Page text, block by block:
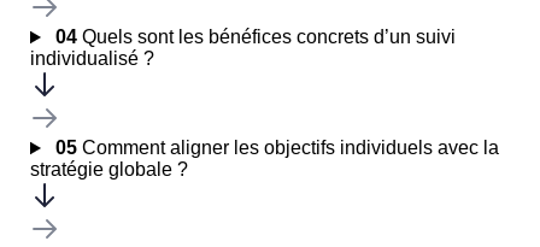
04Quels sont les bénéfices concrets d’un suivi
individualisé ?
05Comment aligner les objectifs individuels avec la
stratégie globale ?